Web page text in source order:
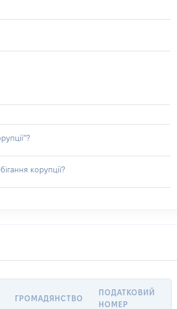
корупції?
ГРОМАДЯНСТВО
ПОДАТКОВИЙ
НОМЕР